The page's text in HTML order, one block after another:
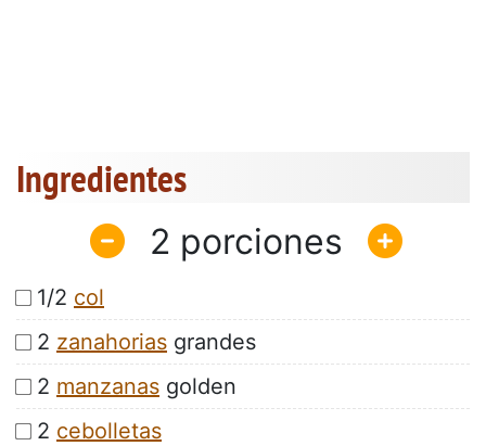
Ingredientes
2
1/2 col
2 zanahorias grandes
2 manzanas golden
2 cebolletas